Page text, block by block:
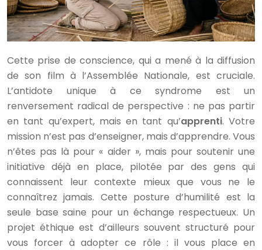
Cette prise de conscience, qui a mené à la diffusion
de son film à l’Assemblée Nationale, est cruciale.
L’antidote unique à ce syndrome est un
renversement radical de perspective : ne pas partir
en tant qu’expert, mais en tant qu’apprenti. Votre
mission n’est pas d’enseigner, mais d’apprendre. Vous
n’êtes pas là pour « aider », mais pour soutenir une
initiative déjà en place, pilotée par des gens qui
connaissent leur contexte mieux que vous ne le
connaîtrez jamais. Cette posture d’humilité est la
seule base saine pour un échange respectueux. Un
projet éthique est d’ailleurs souvent structuré pour
vous forcer à adopter ce rôle : il vous place en